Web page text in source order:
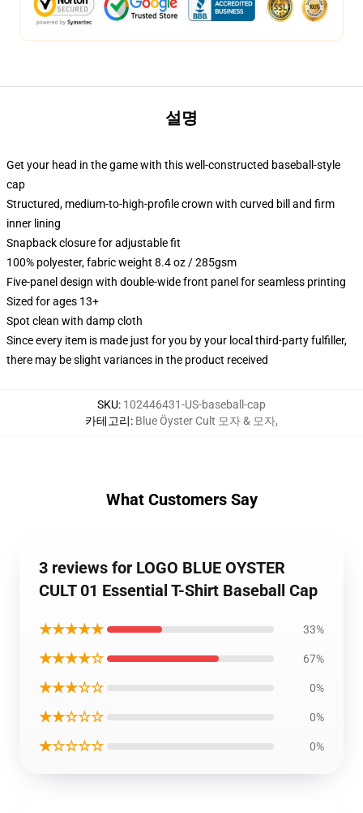
설명
Get your head in the game with this well-constructed baseball-style
cap
Structured, medium-to-high-profile crown with curved bill and firm
inner lining
Snapback closure for adjustable fit
100% polyester, fabric weight 8.4 oz / 285gsm
Five-panel design with double-wide front panel for seamless printing
Sized for ages 13+
Spot clean with damp cloth
Since every item is made just for you by your local third-party fulfiller,
there may be slight variances in the product received
SKU: 102446431-US-baseball-cap
카테고리: Blue Öyster Cult 모자 & 모자,
What Customers Say
3 reviews for LOGO BLUE OYSTER
CULT 01 Essential T-Shirt Baseball Cap
★★★★★ 33%
★★★★☆ 67%
★★★☆☆ 0%
★★☆☆☆ 0%
★☆☆☆☆ 0%